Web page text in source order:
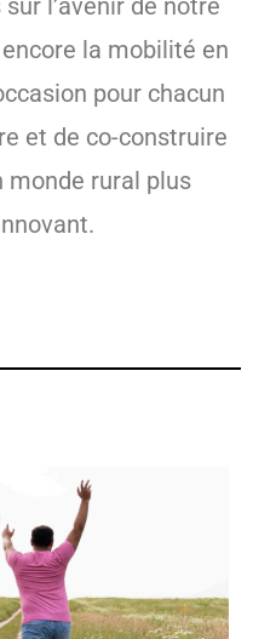
l’avenir de notre
la mobilité en
pour chacun
et de co-construire
monde rural plus